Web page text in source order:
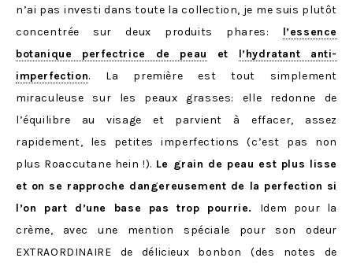
n’ai pas investi dans toute la collection, je me suis plutôt
concentrée sur deux produits phares: l’essence
botanique perfectrice de peau
et l’hydratant anti-
imperfection. La première est tout simplement
miraculeuse sur les peaux grasses: elle redonne de
l’équilibre au visage et parvient à effacer, assez
rapidement, les petites imperfections (c’est pas non
plus Roaccutane hein !). Le grain de peau est plus lisse
et on se rapproche dangereusement de la perfection si
l’on part d’une base pas trop pourrie. Idem pour la
crème, avec une mention spéciale pour son odeur
EXTRAORDINAIRE de délicieux bonbon (des notes de